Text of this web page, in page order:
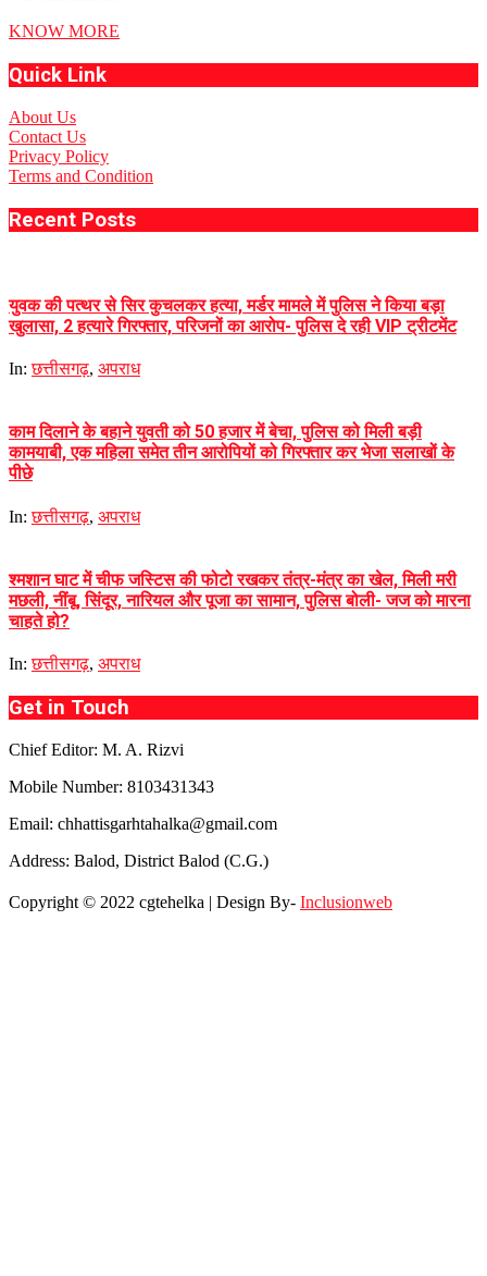
KNOW MORE
Quick Link
About Us
Contact Us
Privacy Policy
Terms and Condition
Recent Posts
युवक की पत्थर से सिर कुचलकर हत्या, मर्डर मामले में पुलिस ने किया बड़ा
खुलासा, 2 हत्यारे गिरफ्तार, परिजनों का आरोप- पुलिस दे रही VIP ट्रीटमेंट
In: छत्तीसगढ़, अपराध
काम दिलाने के बहाने युवती को 50 हजार में बेचा, पुलिस को मिली बड़ी
कामयाबी, एक महिला समेत तीन आरोपियों को गिरफ्तार कर भेजा सलाखों के
पीछे
In: छत्तीसगढ़, अपराध
श्मशान घाट में चीफ जस्टिस की फोटो रखकर तंत्र-मंत्र का खेल, मिली मरी
मछली, नींबू, सिंदूर, नारियल और पूजा का सामान, पुलिस बोली- जज को मारना
चाहते हो?
In: छत्तीसगढ़, अपराध
Get in Touch
Chief Editor: M. A. Rizvi
Mobile Number: 8103431343
Email: chhattisgarhtahalka@gmail.com
Address: Balod, District Balod (C.G.)
Copyright © 2022 cgtehelka | Design By- Inclusionweb